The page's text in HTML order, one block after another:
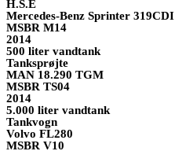
H.S.E
Mercedes-Benz Sprinter 319CDI
MSBR M14
2014
500 liter vandtank
Tanksprøjte
MAN 18.290 TGM
MSBR TS04
2014
5.000 liter vandtank
Tankvogn
Volvo FL280
MSBR V10